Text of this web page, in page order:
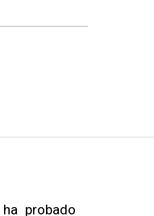
probado